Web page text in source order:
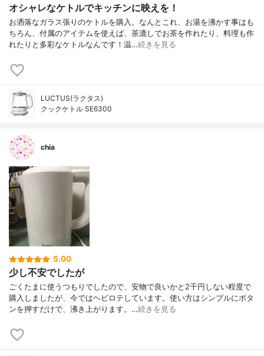
オシャレなケトルでキッチンに映えを！
お洒落なガラス張りのケトルを購入。なんとこれ、お湯を沸かす事はも
ちろん、付属のアイテムを使えば、茶漉しでお茶を作れたり、料理も作
れたりと多彩なケトルなんです！温…続きを見る
LUCTUS(ラクタス)
クックケトル SE6300
chia
5.00
少し不安でしたが
ごくたまに使うつもりでしたので、安物で良いかと2千円しない程度で
購入しましたが、今ではヘビロテしています。使い方はシンプルにボタ
ンを押すだけで、沸き上がります。…続きを見る